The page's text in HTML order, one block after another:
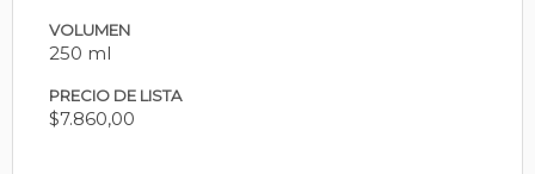
VOLUMEN
250 ml
PRECIO DE LISTA
$7.860,00